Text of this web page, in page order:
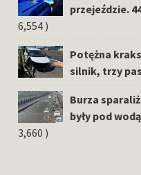
przejeździe.
6,554 )
Potężna
silnik, trzy
Burza
były pod
3,660 )